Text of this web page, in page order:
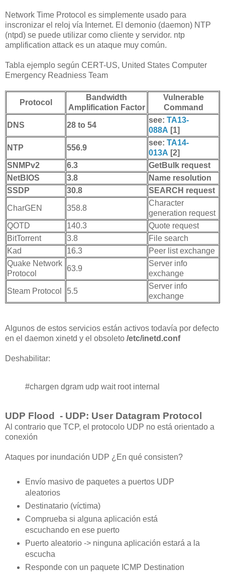
Network Time Protocol es simplemente usado para
inscronizar el reloj vía Internet. El demonio (daemon) NTP
(ntpd) se puede utilizar como cliente y servidor. ntp
amplification attack es un ataque muy común.
Tabla ejemplo según CERT-US, United States Computer
Emergency Readniess Team
Protocol
Bandwidth
Amplification Factor
Vulnerable
Command
DNS 28 to 54
see: TA13-
088A [1]
NTP 556.9
see: TA14-
013A [2]
SNMPv2
6.3
GetBulk request
NetBIOS
3.8
Name resolution
SSDP
30.8 SEARCH request
CharGEN 358.8
Character
generation request
QOTD
140.3
Quote request
BitTorrent
3.8
File search
Kad
16.3
Peer list exchange
Quake Network
Protocol
63.9
Server info
exchange
Steam Protocol 5.5
Server info
exchange
Algunos de estos servicios están activos todavía por defecto
en el daemon xinetd y el obsoleto /etc/inetd.conf
Deshabilitar:
#chargen dgram udp wait root internal
UDP Flood - UDP: User Datagram Protocol
Al contrario que TCP, el protocolo UDP no está orientado a
conexión
Ataques por inundación UDP ¿En qué consisten?
Envío masivo de paquetes a puertos UDP
aleatorios
Destinatario (víctima)
Comprueba si alguna aplicación está
escuchando en ese puerto
Puerto aleatorio -> ninguna aplicación estará a la
escucha
Responde con un paquete ICMP Destination